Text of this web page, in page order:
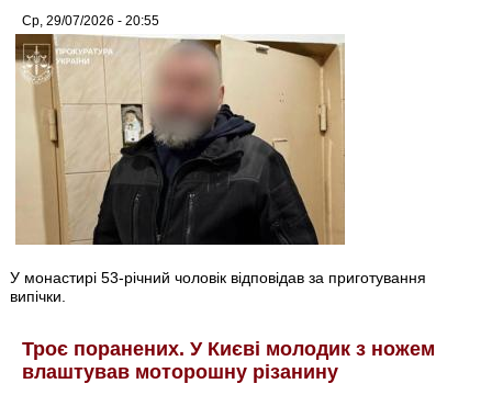
Ср, 29/07/2026 - 20:55
У монастирі 53-річний чоловік відповідав за приготування
випічки.
Троє поранених. У Києві молодик з ножем
влаштував моторошну різанину